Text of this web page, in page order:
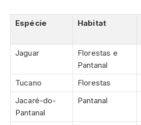
Espécie Habitat
Jaguar
Florestas e
Pantanal
Tucano Florestas
Jacaré-do-
Pantanal
Pantanal